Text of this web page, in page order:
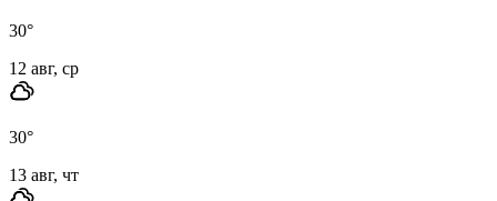
30°
12 авг, ср
30°
13 авг, чт